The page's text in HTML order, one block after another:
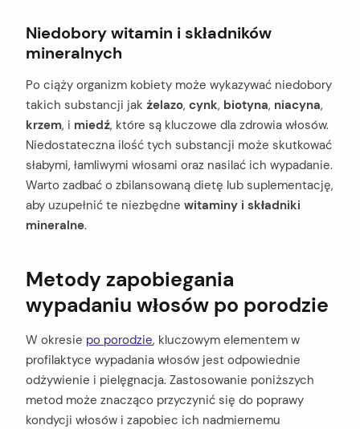
Niedobory witamin i składników
mineralnych
Po ciąży organizm kobiety może wykazywać niedobory
takich substancji jak żelazo, cynk, biotyna, niacyna,
krzem, i miedź, które są kluczowe dla zdrowia włosów.
Niedostateczna ilość tych substancji może skutkować
słabymi, łamliwymi włosami oraz nasilać ich wypadanie.
Warto zadbać o zbilansowaną dietę lub suplementację,
aby uzupełnić te niezbędne witaminy i składniki
mineralne.
Metody zapobiegania
wypadaniu włosów po porodzie
W okresie po porodzie, kluczowym elementem w
profilaktyce wypadania włosów jest odpowiednie
odżywienie i pielęgnacja. Zastosowanie poniższych
metod może znacząco przyczynić się do poprawy
kondycji włosów i zapobiec ich nadmiernemu